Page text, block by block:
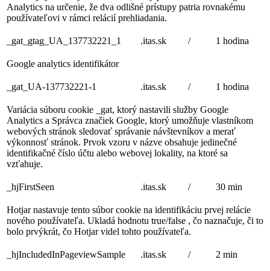
Analytics na určenie, že dva odlišné prístupy patria rovnakému
používateľovi v rámci relácií prehliadania.
_gat_gtag_UA_137732221_1 .itas.sk / 1 hodina
Google analytics identifikátor
_gat_UA-137732221-1 .itas.sk / 1 hodina
Variácia súboru cookie _gat, ktorý nastavili služby Google
Analytics a Správca značiek Google, ktorý umožňuje vlastníkom
webových stránok sledovať správanie návštevníkov a merať
výkonnosť stránok. Prvok vzoru v názve obsahuje jedinečné
identifikačné číslo účtu alebo webovej lokality, na ktoré sa
vzťahuje.
_hjFirstSeen .itas.sk / 30 min
Hotjar nastavuje tento súbor cookie na identifikáciu prvej relácie
nového používateľa. Ukladá hodnotu true/false , čo naznačuje, či to
bolo prvýkrát, čo Hotjar videl tohto používateľa.
_hjIncludedInPageviewSample .itas.sk / 2 min